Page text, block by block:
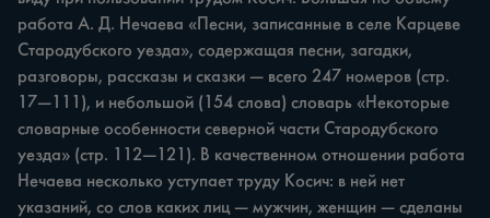
работа А. Д. Нечаева «Песни, записанные в селе Карцеве
Стародубского уезда», содержащая песни, загадки,
разговоры, рассказы и сказки — всего 247 номеров (стр.
17—111), и небольшой (154 слова) словарь «Некоторые
словарные особенности северной части Стародубского
уезда» (стр. 112—121). В качественном отношении работа
Нечаева несколько уступает труду Косич: в ней нет
указаний, со слов каких лиц — мужчин, женщин — сделаны